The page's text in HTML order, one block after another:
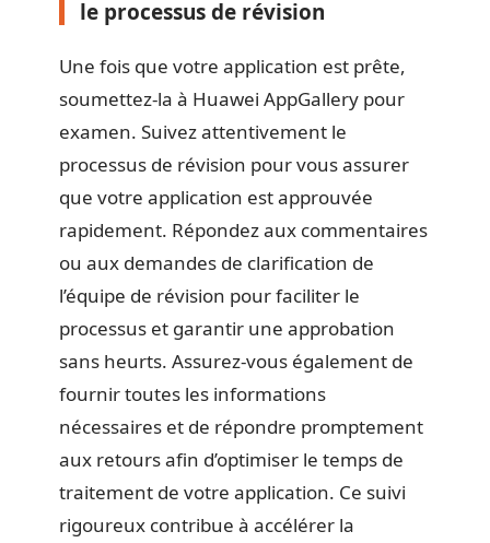
le processus de révision
Une fois que votre application est prête,
soumettez-la à Huawei AppGallery pour
examen. Suivez attentivement le
processus de révision pour vous assurer
que votre application est approuvée
rapidement. Répondez aux commentaires
ou aux demandes de clarification de
l’équipe de révision pour faciliter le
processus et garantir une approbation
sans heurts. Assurez-vous également de
fournir toutes les informations
nécessaires et de répondre promptement
aux retours afin d’optimiser le temps de
traitement de votre application. Ce suivi
rigoureux contribue à accélérer la